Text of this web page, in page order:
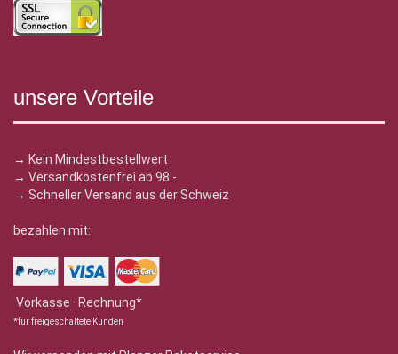
unsere Vorteile
→ Kein Mindestbestellwert
→ Versandkostenfrei ab 98.-
→ Schneller Versand aus der Schweiz
bezahlen mit:
Vorkasse · Rechnung*
*für freigeschaltete Kunden